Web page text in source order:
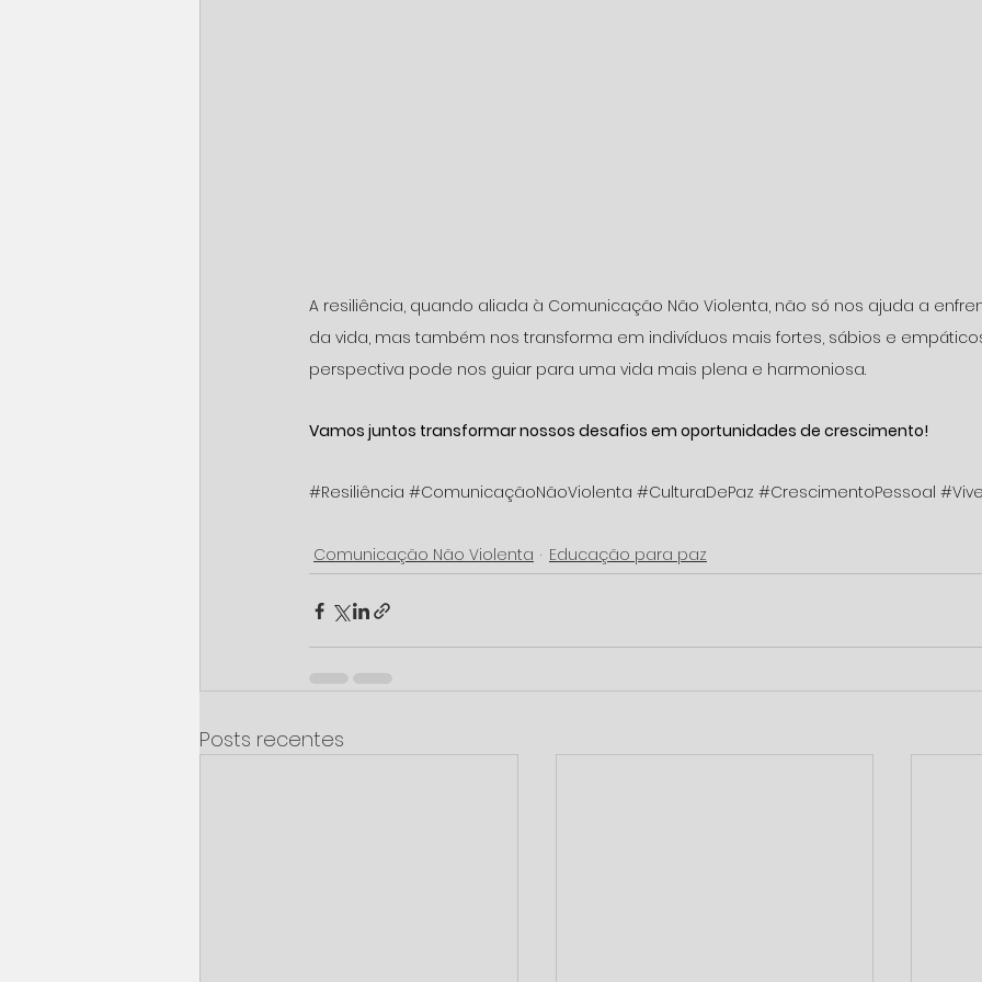
A resiliência, quando aliada à Comunicação Não Violenta, não só nos ajuda a
da vida, mas também nos transforma em indivíduos mais fortes, sábios e
perspectiva pode nos guiar para uma vida mais plena e harmoniosa.
Vamos juntos transformar nossos desafios em oportunidades de crescimento!
#Resiliência #ComunicaçãoNãoViolenta #CulturaDePaz #CrescimentoPessoal
Comunicação Não Violenta Educação para paz
Posts recentes